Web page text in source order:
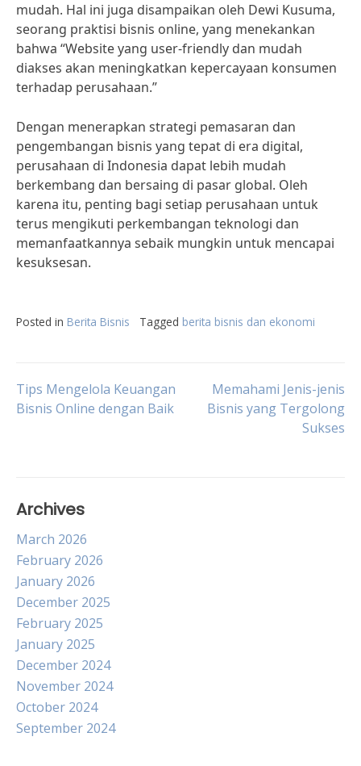
mudah. Hal ini juga disampaikan oleh Dewi Kusuma,
seorang praktisi bisnis online, yang menekankan
bahwa “Website yang user-friendly dan mudah
diakses akan meningkatkan kepercayaan konsumen
terhadap perusahaan.”
Dengan menerapkan strategi pemasaran dan
pengembangan bisnis yang tepat di era digital,
perusahaan di Indonesia dapat lebih mudah
berkembang dan bersaing di pasar global. Oleh
karena itu, penting bagi setiap perusahaan untuk
terus mengikuti perkembangan teknologi dan
memanfaatkannya sebaik mungkin untuk mencapai
kesuksesan.
Posted in Berita Bisnis Tagged berita bisnis dan ekonomi
Post
Tips Mengelola Keuangan
Bisnis Online dengan Baik
Memahami Jenis-jenis
Bisnis yang Tergolong
Sukses
Archives
March 2026
February 2026
January 2026
December 2025
February 2025
January 2025
December 2024
November 2024
October 2024
September 2024